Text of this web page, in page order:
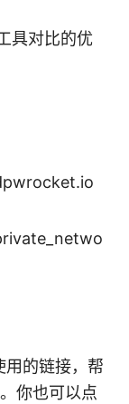
具对比的优
用的链接，帮
你也可以点